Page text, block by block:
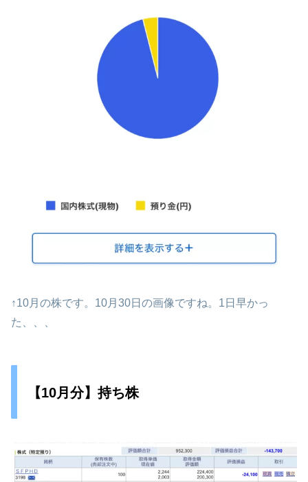
↑10月の株です。10月30日の画像ですね。1日早かっ
た、、、
【10月分】持ち株